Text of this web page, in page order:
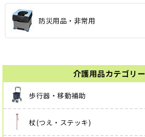
介護用品カテゴリー
歩行器・移動補助
杖(つえ・ステッキ)
防災用品・非常用